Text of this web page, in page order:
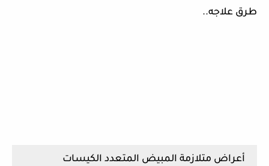
طرق علاجه..
أعراض متلازمة المبيض المتعدد الكيسات